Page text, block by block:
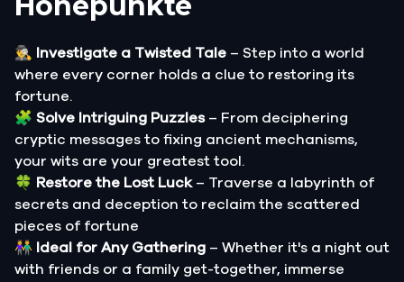
🕵️‍♂️ Investigate a Twisted Tale – Step into a world
where every corner holds a clue to restoring its
fortune.
🧩 Solve Intriguing Puzzles– From deciphering
cryptic messages to fixing ancient mechanisms,
your wits are your greatest tool.
🍀 Restore the Lost Luck– Traverse a labyrinth of
secrets and deception to reclaim the scattered
pieces of fortune
👫
Ideal for Any Gathering – Whether it's a night out
with friends or a family get-together, immerse